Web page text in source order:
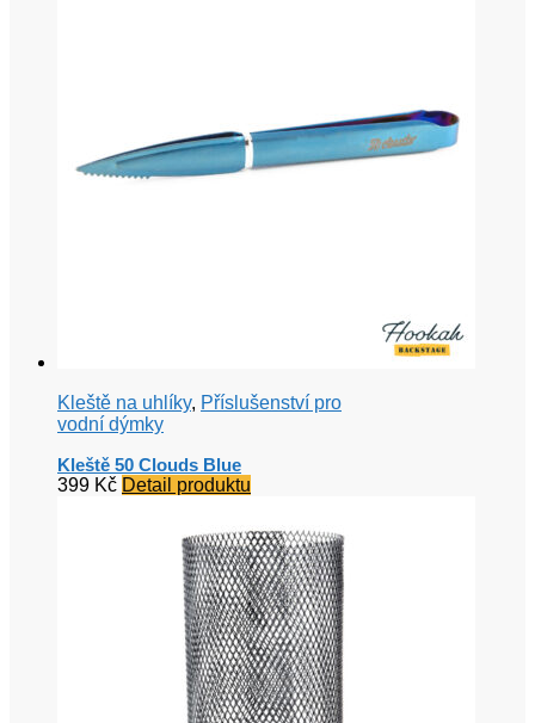
Kleště na uhlíky, Příslušenství pro
vodní dýmky
Kleště 50 Clouds Blue
399 Kč Detail produktu